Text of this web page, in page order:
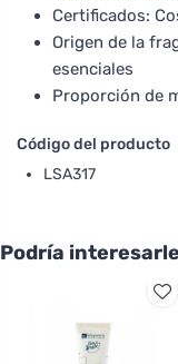
Certificados:
Origen de la
esenciales
Proporción de
Código del producto
LSA317
Podría interesarle